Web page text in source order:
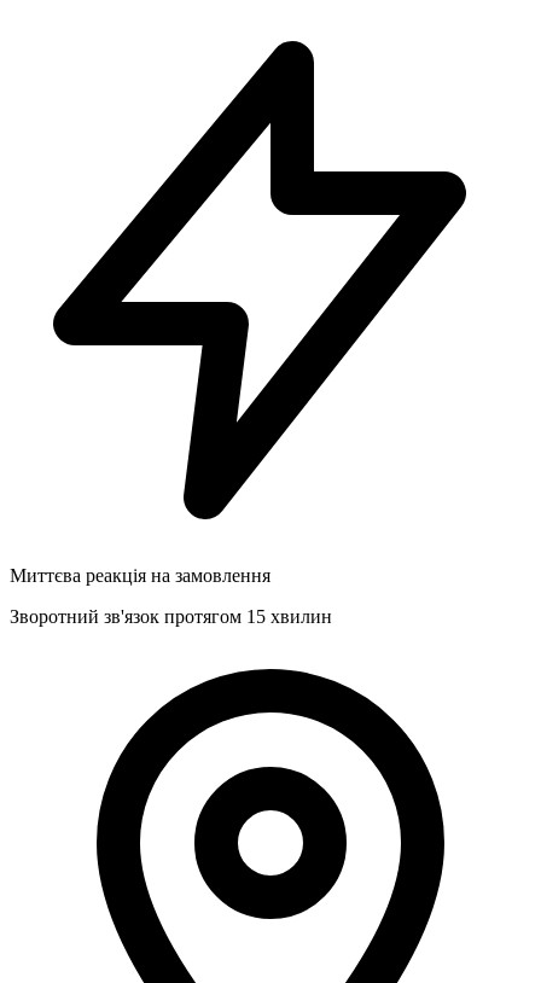
Миттєва реакція на замовлення
Зворотний зв'язок протягом 15 хвилин